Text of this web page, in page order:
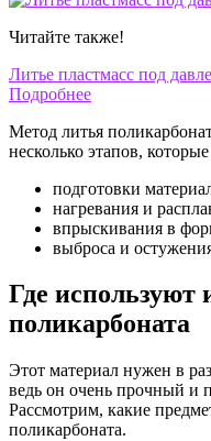
Читайте также!
Литье пластмасс под
Подробнее
Метод литья
несколько этапов, которые
подготовки
нагревания и
впрыскивания в
выброса и
Где используют
поликарбоната
Этот материал нужен в
ведь он очень прочный и
Рассмотрим, какие
поликарбоната.